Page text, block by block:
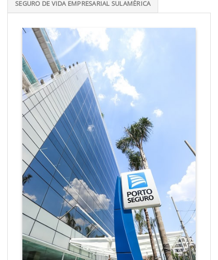
SEGURO DE VIDA EMPRESARIAL SULAMÉRICA